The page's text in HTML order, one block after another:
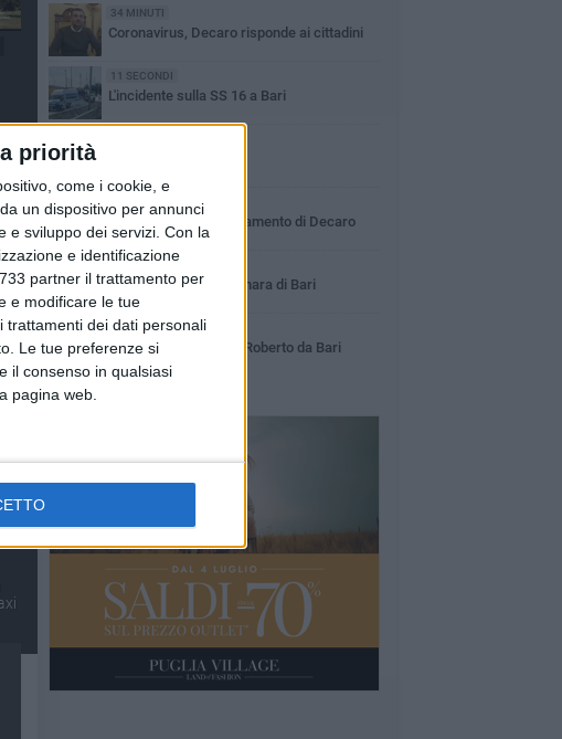
priorità
come i cookie, e
un dispositivo per annunci
e sviluppo dei servizi. Con la
e identificazione
partner il trattamento per
e modificare le tue
trattamenti dei dati personali
Le tue preferenze si
il consenso in qualsiasi
pagina web.
34 MINUTI
Coronavirus, Decaro risponde ai cittadini
11 SECONDI
L'incidente sulla SS 16 a Bari
Coronavirus, l'aggiornamento di Decaro
1 MINUTO
La sparatoria a Carbonara di Bari
53 SECONDI
Pedonalizzazione via Roberto da Bari